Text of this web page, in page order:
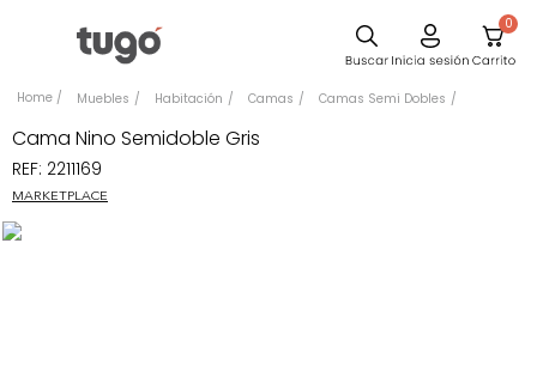
0
Muebles Habitación Camas Camas Semi Dobles
Cama Nino Semidoble Gris
REF: 2211169
MARKETPLACE
Comedor
Escritorio